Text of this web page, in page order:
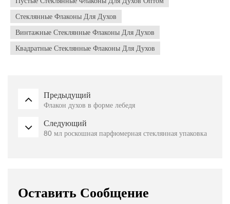
Стеклянные Флаконы Для Духов
Винтажные Стеклянные Флаконы Для Духов
Квадратные Стеклянные Флаконы Для Духов
Предыдущий
Флакон духов в форме лебедя
Следующий
80 мл роскошная парфюмерная стеклянная упаковка
Оставить Сообщение